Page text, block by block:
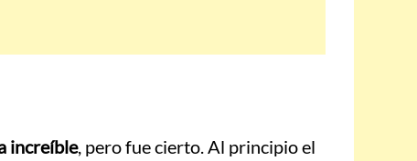
increíble, pero fue cierto. Al principio el